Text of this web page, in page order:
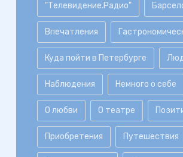
"Телевидение.Радио"
Впечатления
Куда пойти в Петербурге
Наблюдения Немного о себе
О любви О театре
Приобретения Путешествия